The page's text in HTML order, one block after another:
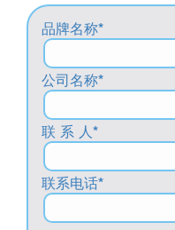
品牌名称*
公司名称*
联 系 人*
联系电话*